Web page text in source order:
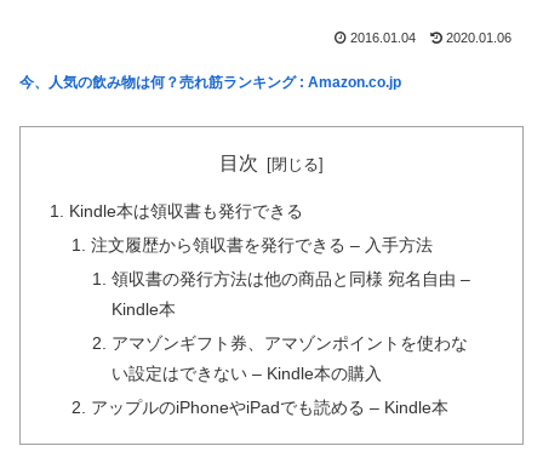
2016.01.04 2020.01.06
今、人気の飲み物は何？売れ筋ランキング : Amazon.co.jp
目次
Kindle本は領収書も発行できる
注文履歴から領収書を発行できる – 入手方法
領収書の発行方法は他の商品と同様 宛名自由 –
Kindle本
アマゾンギフト券、アマゾンポイントを使わな
い設定はできない – Kindle本の購入
アップルのiPhoneやiPadでも読める – Kindle本